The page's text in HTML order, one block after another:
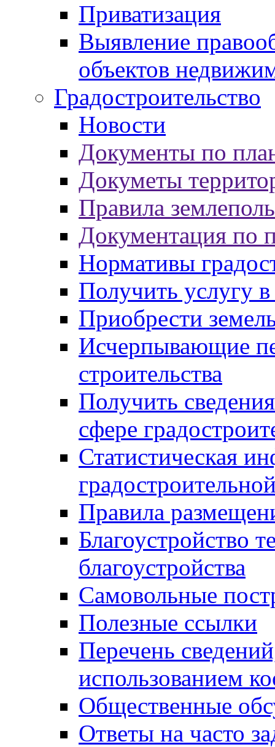
Приватизация
Выявление
объектов
Градостроительство
Новости
Документы по
Докуметы
Правила
Документация по
Нормативы
Получить услугу в
Приобрести
Исчерпывающие
строительства
Получить
сфере
Статистическая
Правила
Благоустройство
благоустройства
Самовольные
Полезные ссылки
Перечень
использованием
Общественные
Ответы на часто